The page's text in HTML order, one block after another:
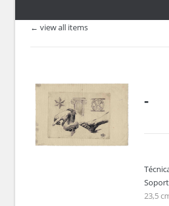
← view all items
-
23,5